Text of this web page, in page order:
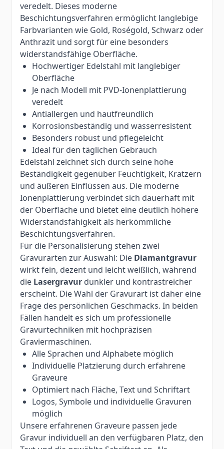
veredelt. Dieses moderne
Beschichtungsverfahren ermöglicht langlebige
Farbvarianten wie Gold, Roségold, Schwarz oder
Anthrazit und sorgt für eine besonders
widerstandsfähige Oberfläche.
Hochwertiger Edelstahl mit langlebiger
Oberfläche
Je nach Modell mit PVD-Ionenplattierung
veredelt
Antiallergen und hautfreundlich
Korrosionsbeständig und wasserresistent
Besonders robust und pflegeleicht
Ideal für den täglichen Gebrauch
Edelstahl zeichnet sich durch seine hohe
Beständigkeit gegenüber Feuchtigkeit, Kratzern
und äußeren Einflüssen aus. Die moderne
Ionenplattierung verbindet sich dauerhaft mit
der Oberfläche und bietet eine deutlich höhere
Widerstandsfähigkeit als herkömmliche
Beschichtungsverfahren.
Für die Personalisierung stehen zwei
Gravurarten zur Auswahl: Die Diamantgravur
wirkt fein, dezent und leicht weißlich, während
die Lasergravur dunkler und kontrastreicher
erscheint. Die Wahl der Gravurart ist daher eine
Frage des persönlichen Geschmacks. In beiden
Fällen handelt es sich um professionelle
Gravurtechniken mit hochpräzisen
Graviermaschinen.
Alle Sprachen und Alphabete möglich
Individuelle Platzierung durch erfahrene
Graveure
Optimiert nach Fläche, Text und Schriftart
Logos, Symbole und individuelle Gravuren
möglich
Unsere erfahrenen Graveure passen jede
Gravur individuell an den verfügbaren Platz, den